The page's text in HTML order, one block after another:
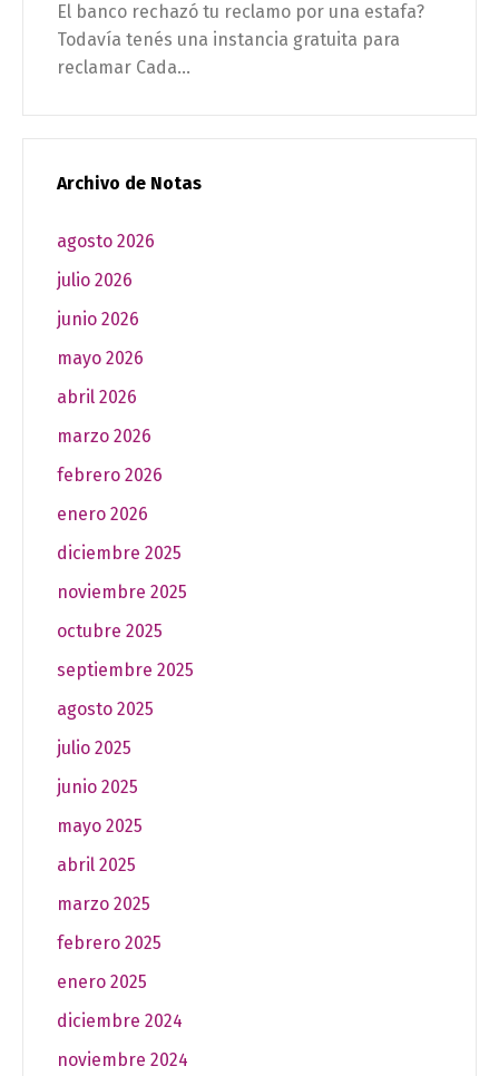
El banco rechazó tu reclamo por una estafa?
Todavía tenés una instancia gratuita para
reclamar Cada...
Archivo de Notas
agosto 2026
julio 2026
junio 2026
mayo 2026
abril 2026
marzo 2026
febrero 2026
enero 2026
diciembre 2025
noviembre 2025
octubre 2025
septiembre 2025
agosto 2025
julio 2025
junio 2025
mayo 2025
abril 2025
marzo 2025
febrero 2025
enero 2025
diciembre 2024
noviembre 2024